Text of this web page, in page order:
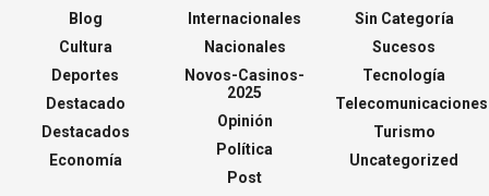
Blog
Cultura
Deportes
Destacado
Destacados
Economía
Internacionales
Nacionales
Novos-Casinos-
2025
Opinión
Política
Post
Sin Categoría
Sucesos
Tecnología
Telecomunicaciones
Turismo
Uncategorized